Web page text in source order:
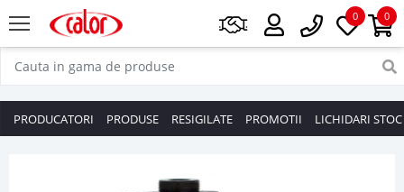
0
0
PRODUCATORI PRODUSE RESIGILATE PROMOTII LICHIDARI STOC